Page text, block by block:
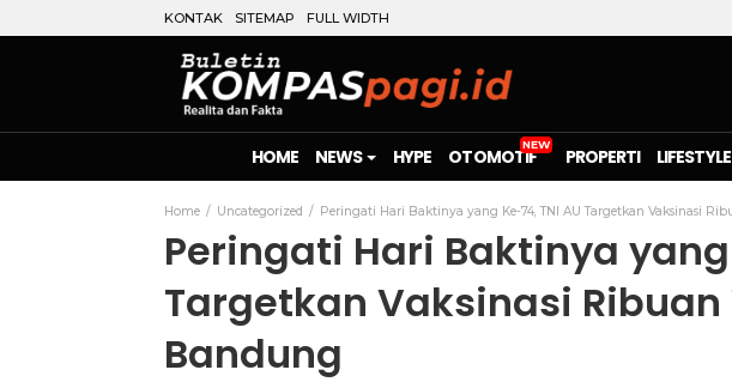
KONTAK SITEMAP FULL WIDTH
HOME NEWS HYPE OTOMOTIF PROPERTI LIFESTYLE
Home Uncategorized Peringati Hari Baktinya yang Ke-74, TNI AU Targetkan Vaksinasi
Peringati Hari Baktinya yang
Targetkan Vaksinasi
Bandung